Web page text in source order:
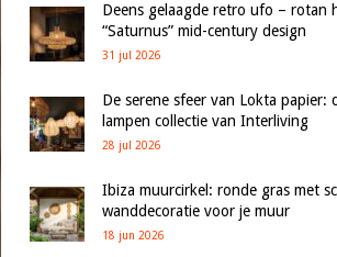
Deens gelaagde retro ufo – rotan
“Saturnus” mid-century design
31 jul 2026
De serene sfeer van Lokta papier:
lampen collectie van Interliving
28 jul 2026
Ibiza muurcirkel: ronde gras met
wanddecoratie voor je muur
18 jun 2026